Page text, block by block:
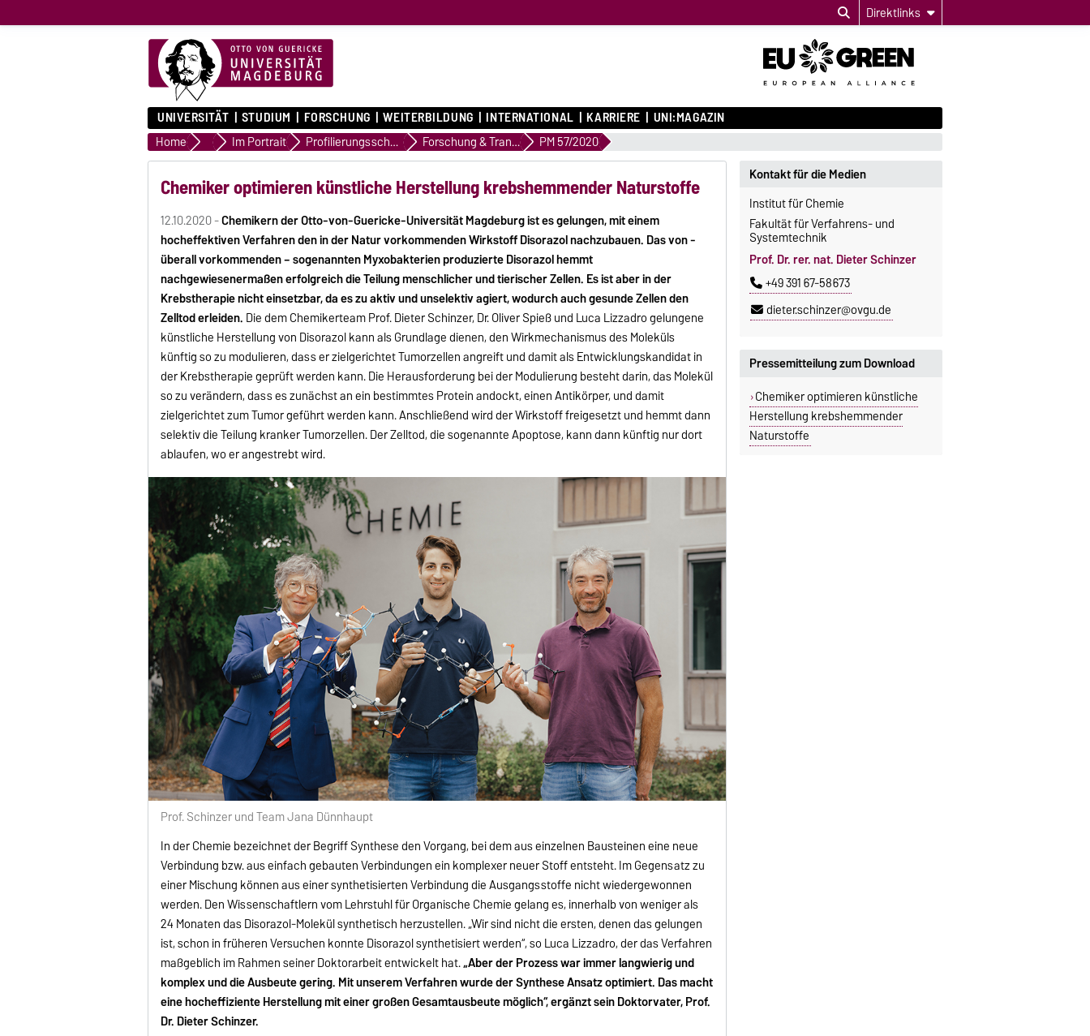
Direktlinks
UNIVERSITÄT STUDIUM FORSCHUNG WEITERBILDUNG INTERNATIONAL KARRIERE UNI:MAGAZIN
Home Universität
Im Portrait Profilierungsschwerpunkte Forschung & Transfer PM 57/2020
Chemiker optimieren künstliche Herstellung krebshemmender Naturstoffe
12.10.2020 -Chemikern der Otto-von-Guericke-Universität Magdeburg ist es gelungen, mit einem
hocheffektiven Verfahren den in der Natur vorkommenden Wirkstoff Disorazol nachzubauen. Das von -
überall vorkommenden – sogenannten Myxobakterien produzierte Disorazol hemmt
nachgewiesenermaßen erfolgreich die Teilung menschlicher und tierischer Zellen. Es ist aber in der
Krebstherapie nicht einsetzbar, da es zu aktiv und unselektiv agiert, wodurch auch gesunde Zellen den
Zelltod erleiden. Die dem Chemikerteam Prof. Dieter Schinzer, Dr. Oliver Spieß und Luca Lizzadro gelungene
künstliche Herstellung von Disorazol kann als Grundlage dienen, den Wirkmechanismus des Moleküls
künftig so zu modulieren, dass er zielgerichtet Tumorzellen angreift und damit als Entwicklungskandidat in
der Krebstherapie geprüft werden kann. Die Herausforderung bei der Modulierung besteht darin, das Molekül
so zu verändern, dass es zunächst an ein bestimmtes Protein andockt, einen Antikörper, und damit
zielgerichtet zum Tumor geführt werden kann. Anschließend wird der Wirkstoff freigesetzt und hemmt dann
selektiv die Teilung kranker Tumorzellen. Der Zelltod, die sogenannte Apoptose, kann dann künftig nur dort
ablaufen, wo er angestrebt wird.
Prof. Schinzer und Team Jana Dünnhaupt
In der Chemie bezeichnet der Begriff Synthese den Vorgang, bei dem aus einzelnen Bausteinen eine neue
Verbindung bzw. aus einfach gebauten Verbindungen ein komplexer neuer Stoff entsteht. Im Gegensatz zu
einer Mischung können aus einer synthetisierten Verbindung die Ausgangsstoffe nicht wiedergewonnen
werden. Den Wissenschaftlern vom Lehrstuhl für Organische Chemie gelang es, innerhalb von weniger als
24 Monaten das Disorazol-Molekül synthetisch herzustellen. „Wir sind nicht die ersten, denen das gelungen
ist, schon in früheren Versuchen konnte Disorazol synthetisiert werden“, so Luca Lizzadro, der das Verfahren
maßgeblich im Rahmen seiner Doktorarbeit entwickelt hat.„Aber der Prozess war immer langwierig und
komplex und die Ausbeute gering. Mit unserem Verfahren wurde der Synthese Ansatz optimiert. Das macht
eine hocheffiziente Herstellung mit einer großen Gesamtausbeute möglich“, ergänzt sein Doktorvater, Prof.
Dr. Dieter Schinzer.
Kontakt für die Medien
Institut für Chemie
Fakultät für Verfahrens- und
Systemtechnik
Prof. Dr. rer. nat. Dieter Schinzer
+49 391 67-58673
dieter.schinzer@ovgu.de
Pressemitteilung zum Download
Chemiker optimieren künstliche
Herstellung krebshemmender
Naturstoffe